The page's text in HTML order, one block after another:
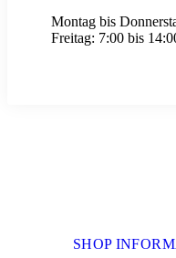
Montag bis
Freitag: 7:00 bis
SHOP